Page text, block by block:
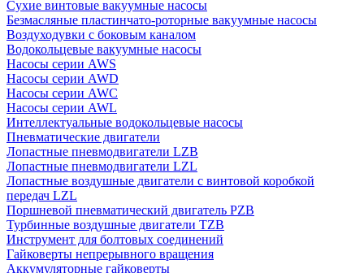
Сухие винтовые вакуумные насосы
Безмасляные пластинчато-роторные вакуумные насосы
Воздуходувки с боковым каналом
Водокольцевые вакуумные насосы
Насосы серии AWS
Насосы серии AWD
Насосы серии AWC
Насосы серии AWL
Интеллектуальные водокольцевые насосы
Пневматические двигатели
Лопастные пневмодвигатели LZB
Лопастные пневмодвигатели LZL
Лопастные воздушные двигатели с винтовой коробкой
передач LZL
Поршневой пневматический двигатель PZB
Турбинные воздушные двигатели TZB
Инструмент для болтовых соединений
Гайковерты непрерывного вращения
Аккумуляторные гайковерты